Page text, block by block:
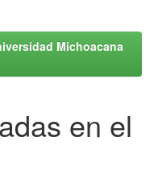
Michoacana
en el